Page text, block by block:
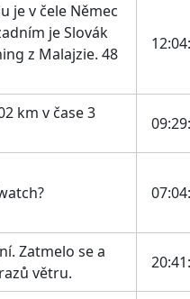
je v čele Němec
je Slovák
z Malajzie. 48
km v čase 3
Zatmelo se a
větru.